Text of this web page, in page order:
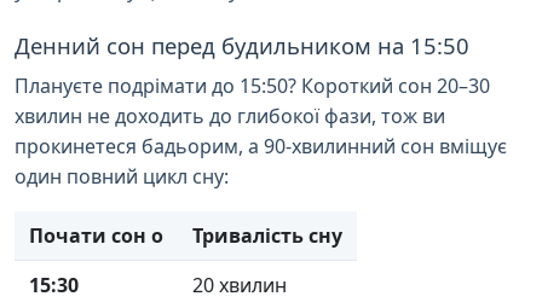
Денний сон перед будильником на 15:50
Плануєте подрімати до 15:50? Короткий сон 20–30
хвилин не доходить до глибокої фази, тож ви
прокинетеся бадьорим, а 90-хвилинний сон вміщує
один повний цикл сну:
Почати сон о
Тривалість сну
15:30
20 хвилин